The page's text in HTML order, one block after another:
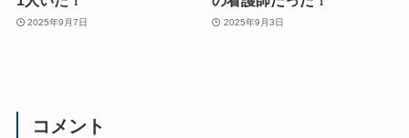
2025年9月7日 2025年9月3日
コメント